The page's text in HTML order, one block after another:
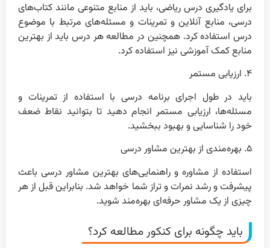
برای یادگیری درس ریاضی، باید از منابع متنوعی مانند کتاب‌های
درسی، منابع آنلاین و تمرینات و مسئله‌های مرتبط با موضوع
درس استفاده کرد. همچنین در مطالعه هر درس باید از بهترین
منابع کمک آموزشی نیز استفاده کرد.
۴. ارزیابی مستمر
باید در طول اجرای برنامه درسی با استفاده از تمرینات و
مسئله‌ها، ارزیابی مستمر انجام دهید تا بتوانید نقاط ضعف
خود را شناسایی و بهبود ببخشید.
۵. بهره‌مندی از بهترین مشاور درسی
استفاده از مشاوره و راهنمایی‌های بهترین مشاور درسی باعث
پیشرفت و رشد نمرات و تراز شما خواهد شد. بنابراین قبل از هر
چیزی از یک مشاور حرفه‌ای بهره‌مند شوید.
باید چگونه برای کنکور مطالعه کرد؟